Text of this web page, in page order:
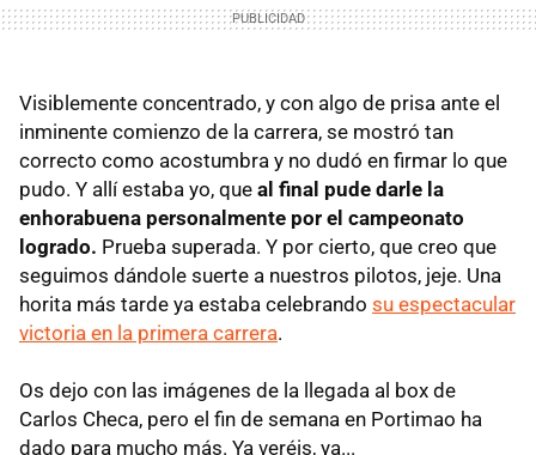
Visiblemente concentrado, y con algo de prisa ante el
inminente comienzo de la carrera, se mostró tan
correcto como acostumbra y no dudó en firmar lo que
pudo. Y allí estaba yo, que al final pude darle la
enhorabuena personalmente por el campeonato
logrado. Prueba superada. Y por cierto, que creo que
seguimos dándole suerte a nuestros pilotos, jeje. Una
horita más tarde ya estaba celebrando su espectacular
victoria en la primera carrera.
Os dejo con las imágenes de la llegada al box de
Carlos Checa, pero el fin de semana en Portimao ha
dado para mucho más. Ya veréis, ya...